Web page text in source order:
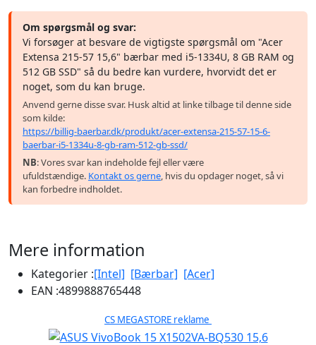
Om spørgsmål og svar:
Vi forsøger at besvare de vigtigste spørgsmål om "Acer
Extensa 215-57 15,6" bærbar med i5-1334U, 8 GB RAM og
512 GB SSD" så du bedre kan vurdere, hvorvidt det er
noget, som du kan bruge.
Anvend gerne disse svar. Husk altid at linke tilbage til denne side
som kilde:
https://billig-baerbar.dk/produkt/acer-extensa-215-57-15-6-
baerbar-i5-1334u-8-gb-ram-512-gb-ssd/
NB: Vores svar kan indeholde fejl eller være
ufuldstændige. Kontakt os gerne, hvis du opdager noget, så vi
kan forbedre indholdet.
Mere information
Kategorier :[Intel] [Bærbar] [Acer]
EAN :4899888765448
CS MEGASTORE reklame